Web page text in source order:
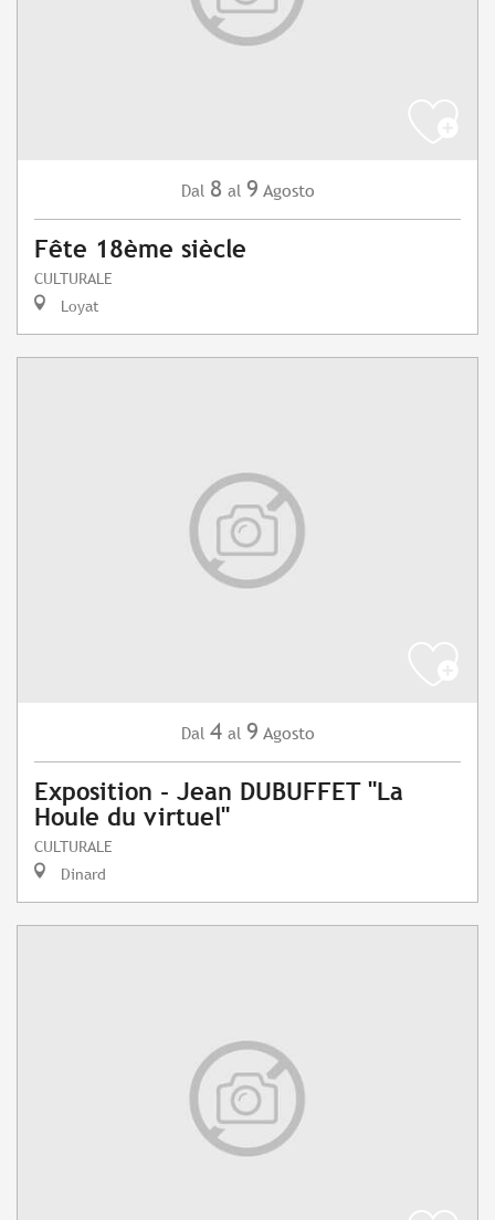
Dal 8 al 9 Agosto
Fête 18ème siècle
CULTURALE
Loyat
Dal 4 al 9 Agosto
Exposition - Jean DUBUFFET "La
Houle du virtuel"
CULTURALE
Dinard